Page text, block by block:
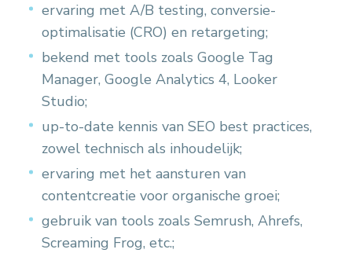
ervaring met A/B testing, conversie-
optimalisatie (CRO) en retargeting;
bekend met tools zoals Google Tag
Manager, Google Analytics 4, Looker
Studio;
up-to-date kennis van SEO best practices,
zowel technisch als inhoudelijk;
ervaring met het aansturen van
contentcreatie voor organische groei;
gebruik van tools zoals Semrush, Ahrefs,
Screaming Frog, etc.;